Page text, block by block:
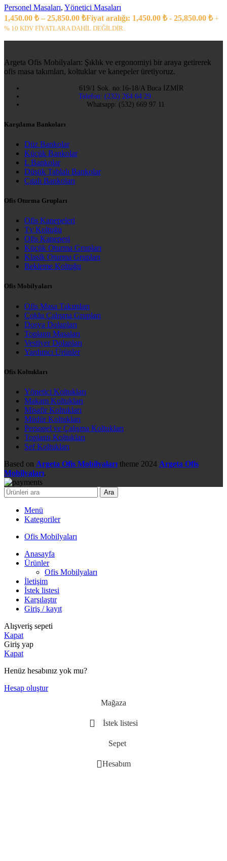
Personel Masaları, Yönetici Masaları
1,450.00 ₺ – 25,850.00 ₺Fiyat aralığı: 1,450.00 ₺ - 25,850.00 ₺ +
% 10 KDV FİYATLARA DAHİL DEĞİLDİR..
Argeta Ofis Mobilyaları: Şıklık ve ergonomiyi bir araya getirerek
ofis masa takımları, koltuklar ve kanepeler üretiyoruz.
619/1 Sok. no:16-18/A Buca İZMİR
Telefon: (232) 264 64 29
Whatsapp: (532) 669 97 11
Karşılama Bankoları
Düz Bankolar
Küçük Bankolar
L Bankolar
Düşük Tablalı Bankolar
Çıtalı Bankoları
Ofis Oturma Grupları
Ofis Kanepeleri
Tv Koltuğu
Ofis Kanepesi
Küçük Oturma Grupları
Klasik Oturma Grupları
Bekleme Koltuğu
Ofis Mobilyaları
Ofis Masa Takımları
Çoklu Çalışma Grupları
Dosya Dolapları
Toplantı Masaları
Vestiyer Dolapları
Yardımcı Ürünler
Ofis Koltukları
Yönetici Koltukları
Makam Koltukları
Misafir Koltukları
Müdür Koltukları
Personel ve Çalışma Koltukları
Toplantı Koltukları
Şef Koltukları
Based on Argeta Ofis Mobilyaları theme 2024 Argeta Ofis
Mobilyaları.
Ara
Menü
Kategoriler
Ofis Mobilyaları
Anasayfa
Ürünler
Ofis Mobilyaları
İletişim
İstek listesi
Karşılaştır
Giriş / kayıt
Alışveriş sepeti
Kapat
Giriş yap
Kapat
Henüz hesabınız yok mu?
Hesap oluştur
Mağaza
İstek listesi
Sepet
Hesabım